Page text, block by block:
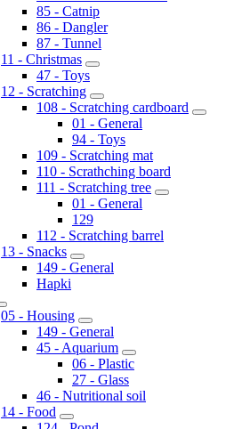
85 - Catnip
86 - Dangler
87 - Tunnel
11 - Christmas
47 - Toys
12 - Scratching
108 - Scratching cardboard
01 - General
94 - Toys
109 - Scratching mat
110 - Scrathching board
111 - Scratching tree
01 - General
129
112 - Scratching barrel
13 - Snacks
149 - General
Hapki
05 - Housing
149 - General
45 - Aquarium
06 - Plastic
27 - Glass
46 - Nutritional soil
14 - Food